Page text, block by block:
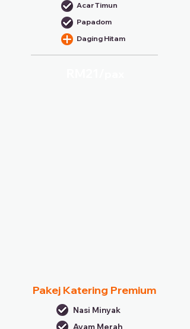
Acar Timun
Papadom
Daging Hitam
Pakej Katering Premium
Nasi Minyak
Ayam Merah